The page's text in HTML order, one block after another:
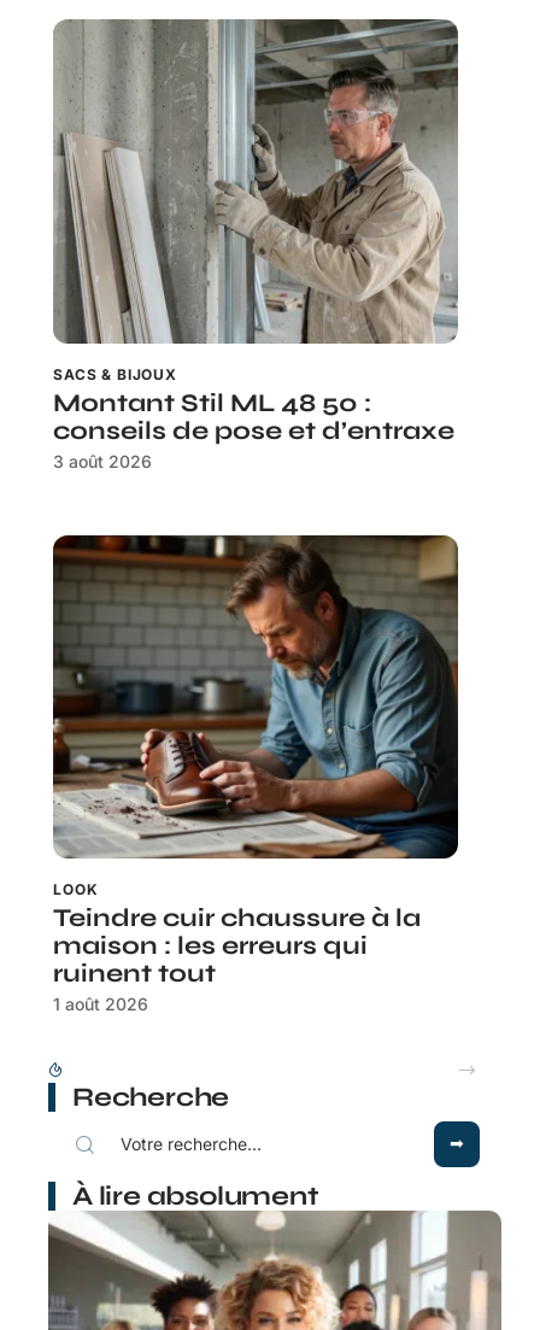
SACS & BIJOUX
Montant Stil ML 48 50 :
conseils de pose et d’entraxe
3 août 2026
LOOK
Teindre cuir chaussure à la
maison : les erreurs qui
ruinent tout
1 août 2026
Recherche
À lire absolument